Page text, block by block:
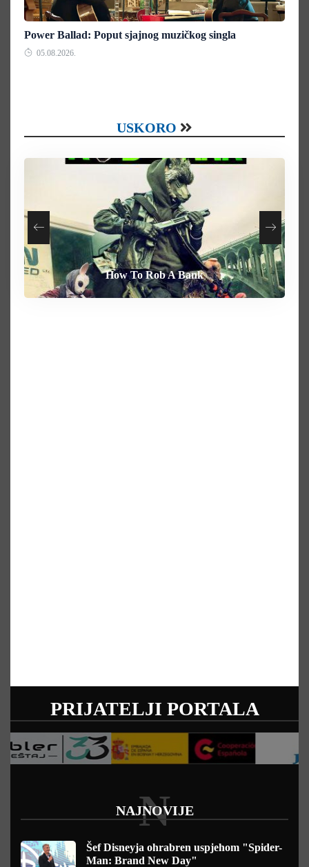
Power Ballad: Poput sjajnog muzičkog singla
05.08.2026.
USKORO
Heart of the Beast
Behemoth
How To Rob A Bank
By Any Means
PRIJATELJI PORTALA
NAJNOVIJE
N
Šef Disneyja ohrabren uspjehom "Spider-
Man: Brand New Day"